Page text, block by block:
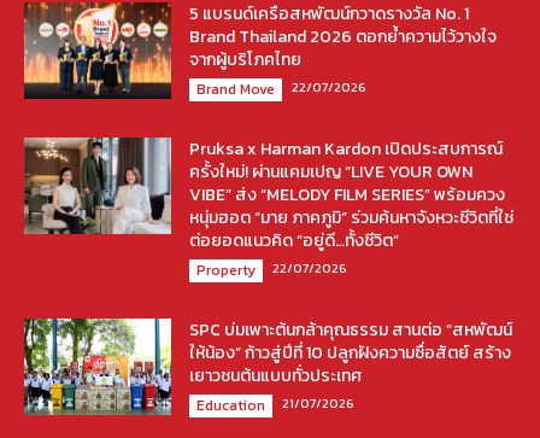
5 แบรนด์เครือสหพัฒน์กวาดรางวัล No. 1
Brand Thailand 2026 ตอกย้ำความไว้วางใจ
จากผู้บริโภคไทย
Brand Move 22/07/2026
Pruksa x Harman Kardon เปิดประสบการณ์
ครั้งใหม่! ผ่านแคมเปญ “LIVE YOUR OWN
VIBE” ส่ง “MELODY FILM SERIES” พร้อมควง
หนุ่มฮอต “มาย ภาคภูมิ” ร่วมค้นหาจังหวะชีวิตที่ใช่
ต่อยอดแนวคิด “อยู่ดี…ทั้งชีวิต”
Property 22/07/2026
SPC บ่มเพาะต้นกล้าคุณธรรม สานต่อ “สหพัฒน์
ให้น้อง” ก้าวสู่ปีที่ 10 ปลูกฝังความซื่อสัตย์ สร้าง
เยาวชนต้นแบบทั่วประเทศ
Education 21/07/2026